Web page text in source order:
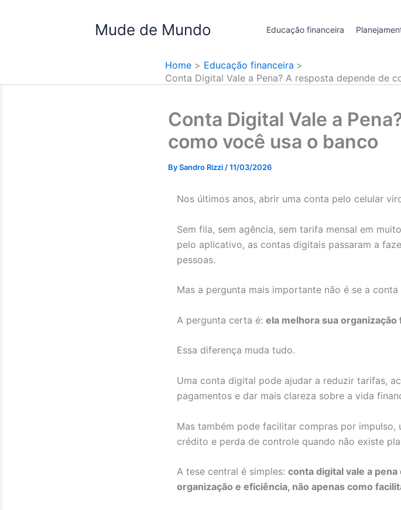
Mude de Mundo Educação financeira
Home
Educação financeira
Conta Digital Vale a Pena? A resposta depende de
Conta Digital Vale a
como você usa o banco
BySandro Rizzi /11/03/2026
Nos últimos anos, abrir uma conta pelo celular
Sem fila, sem agência, sem tarifa mensal em
pelo aplicativo, as contas digitais passaram a
pessoas.
Mas a pergunta mais importante não é se a
A pergunta certa é: ela melhora sua
Essa diferença muda tudo.
Uma conta digital pode ajudar a reduzir tarifas,
pagamentos e dar mais clareza sobre a vida
Mas também pode facilitar compras por
crédito e perda de controle quando não existe
A tese central é simples: conta digital vale a
organização e eficiência, não apenas como